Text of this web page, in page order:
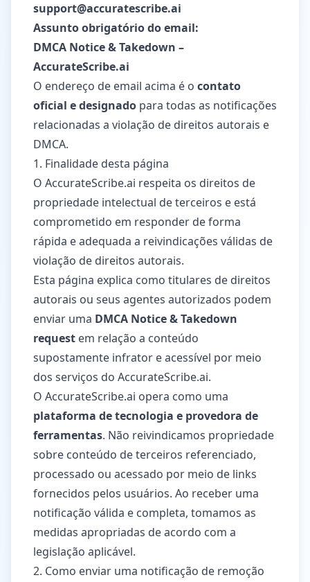
support@accuratescribe.ai
Assunto obrigatório do email:
DMCA Notice & Takedown –
AccurateScribe.ai
O endereço de email acima é o contato
oficial e designado para todas as notificações
relacionadas a violação de direitos autorais e
DMCA.
1. Finalidade desta página
O AccurateScribe.ai respeita os direitos de
propriedade intelectual de terceiros e está
comprometido em responder de forma
rápida e adequada a reivindicações válidas de
violação de direitos autorais.
Esta página explica como titulares de direitos
autorais ou seus agentes autorizados podem
enviar uma DMCA Notice & Takedown
request em relação a conteúdo
supostamente infrator e acessível por meio
dos serviços do AccurateScribe.ai.
O AccurateScribe.ai opera como uma
plataforma de tecnologia e provedora de
ferramentas. Não reivindicamos propriedade
sobre conteúdo de terceiros referenciado,
processado ou acessado por meio de links
fornecidos pelos usuários. Ao receber uma
notificação válida e completa, tomamos as
medidas apropriadas de acordo com a
legislação aplicável.
2. Como enviar uma notificação de remoção